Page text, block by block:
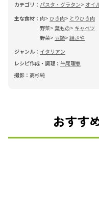
カテゴリ： パスタ・グラタン オイ
主な食材： 肉 ひき肉
とりひき肉
野菜 葉もの
キャベツ
野菜
豆類 絹さや
ジャンル： イタリアン
レシピ作成・調理： 牛尾理恵
撮影： 高杉純
おすす